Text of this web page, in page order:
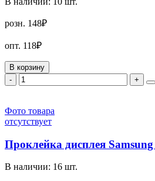
розн. 148₽
опт. 118₽
В корзину
-
+
Фото товара
отсутствует
Проклейка дисплея
В наличии: 16 шт.